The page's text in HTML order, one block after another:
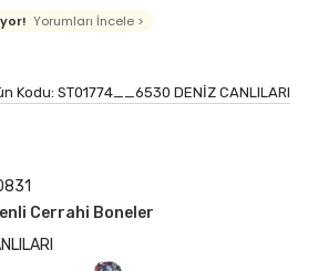
Yorumları İncele >
Kodu: ST01774__6530 DENİZ CANLILARI
Cerrahi Boneler